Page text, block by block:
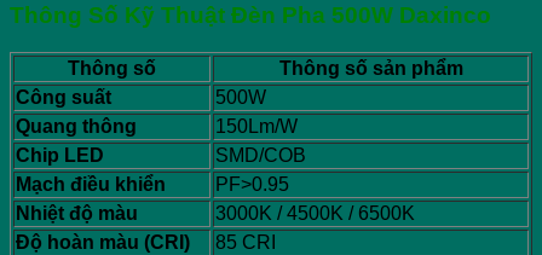
Thông Số Kỹ Thuật Đèn Pha 500W Daxinco
Thông số
Thông số sản phẩm
Công suất
500W
Quang thông
150Lm/W
Chip LED
SMD/COB
Mạch điều khiển
PF>0.95
Nhiệt độ màu
3000K / 4500K / 6500K
Độ hoàn màu (CRI)
85 CRI